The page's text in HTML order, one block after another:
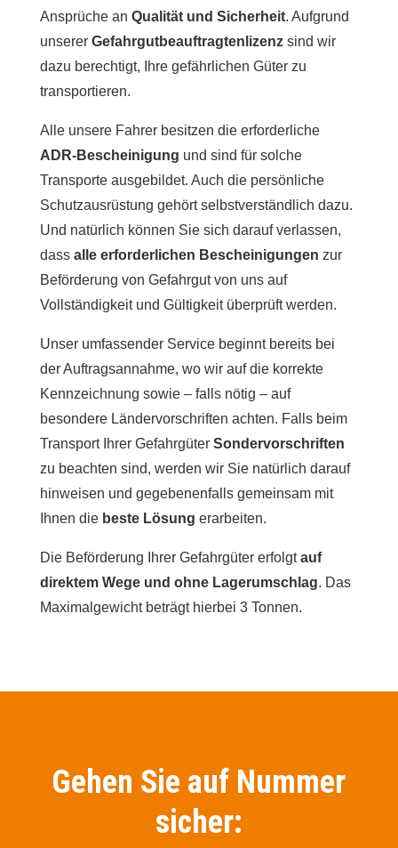
Ansprüche an Qualität und Sicherheit. Aufgrund
unserer Gefahrgutbeauftragtenlizenzsind wir
dazu berechtigt, Ihre gefährlichen Güter zu
transportieren.
Alle unsere Fahrer besitzen die erforderliche
ADR-Bescheinigung und sind für solche
Transporte ausgebildet. Auch die persönliche
Schutzausrüstung gehört selbstverständlich dazu.
Und natürlich können Sie sich darauf verlassen,
dass alle erforderlichen Bescheinigungen zur
Beförderung von Gefahrgut von uns auf
Vollständigkeit und Gültigkeit überprüft werden.
Unser umfassender Service beginnt bereits bei
der Auftragsannahme, wo wir auf die korrekte
Kennzeichnung sowie – falls nötig – auf
besondere Ländervorschriften achten. Falls beim
Transport Ihrer Gefahrgüter Sondervorschriften
zu beachten sind, werden wir Sie natürlich darauf
hinweisen und gegebenenfalls gemeinsam mit
Ihnen die beste Lösung erarbeiten.
Die Beförderung Ihrer Gefahrgüter erfolgtauf
direktem Wege und ohne Lagerumschlag. Das
Maximalgewicht beträgt hierbei 3 Tonnen.
Gehen Sie auf Nummer
sicher: